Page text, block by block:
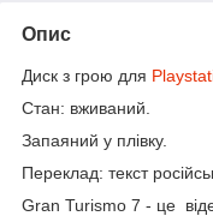
Опис
Диск з грою для
Стан: вживаний.
Запаяний у плівку.
Переклад: текст
Gran Turismo 7 - це